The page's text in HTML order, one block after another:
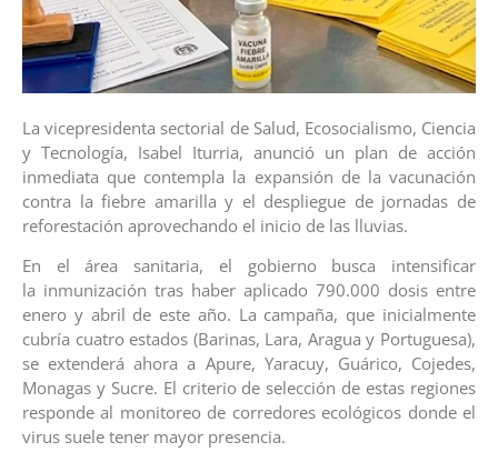
La vicepresidenta sectorial de Salud, Ecosocialismo, Ciencia
y Tecnología, Isabel Iturria, anunció un plan de acción
inmediata que contempla la expansión de la vacunación
contra la fiebre amarilla y el despliegue de jornadas de
reforestación aprovechando el inicio de las lluvias.
En el área sanitaria, el gobierno busca intensificar
la inmunización tras haber aplicado 790.000 dosis entre
enero y abril de este año. La campaña, que inicialmente
cubría cuatro estados (Barinas, Lara, Aragua y Portuguesa),
se extenderá ahora a Apure, Yaracuy, Guárico, Cojedes,
Monagas y Sucre. El criterio de selección de estas regiones
responde al monitoreo de corredores ecológicos donde el
virus suele tener mayor presencia.